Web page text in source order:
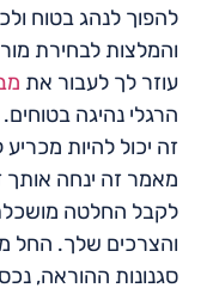
להפוך לנהג בטוח
והמלצות לבחירת
עוזר לך לעבור את
הרגלי נהיגה
זה יכול להיות
מאמר זה ינחה אותך
לקבל החלטה
והצרכים שלך. החל
סגנונות ההוראה,